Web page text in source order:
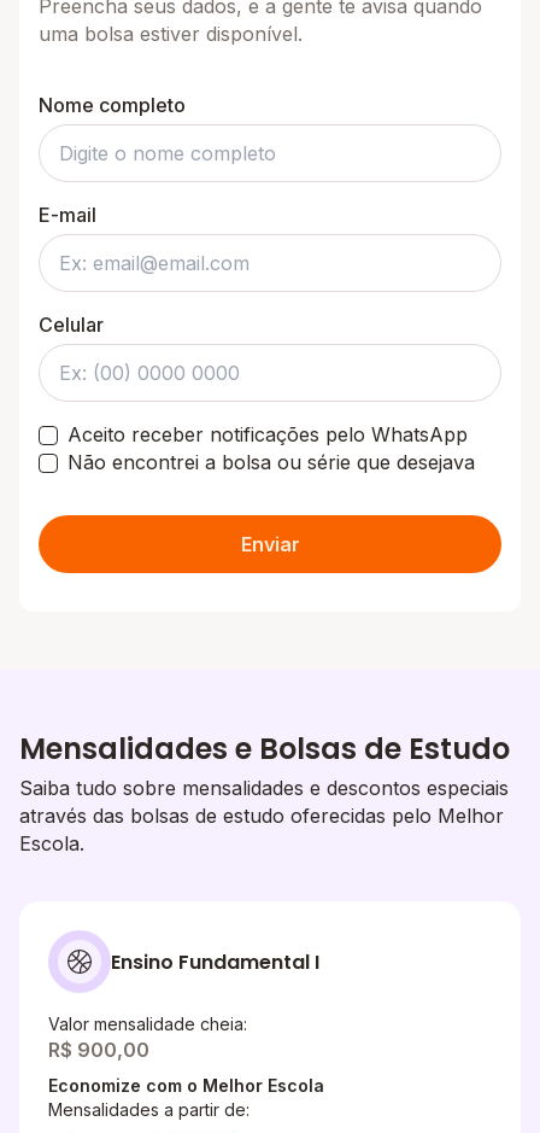
Preencha seus dados, e a gente te avisa quando
uma bolsa estiver disponível.
Nome completo
E-mail
Celular
Aceito receber notificações pelo WhatsApp
Não encontrei a bolsa ou série que desejava
Enviar
Mensalidades e Bolsas de Estudo
Saiba tudo sobre mensalidades e descontos especiais
através das bolsas de estudo oferecidas pelo Melhor
Escola.
Ensino Fundamental I
Valor mensalidade cheia:
R$ 900,00
Economize com o Melhor Escola
Mensalidades a partir de: